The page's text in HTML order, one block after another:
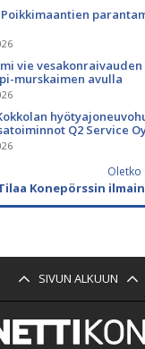
vie
murskaimen avulla
Q2 Service
Oletko
Konepörssin
SIVUN ALKUUN